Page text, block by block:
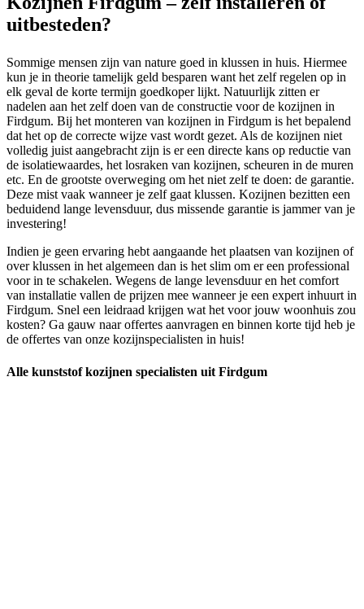
uitbesteden?
Sommige mensen zijn van nature goed in klussen in huis. Hiermee
kun je in theorie tamelijk geld besparen want het zelf regelen op in
elk geval de korte termijn goedkoper lijkt. Natuurlijk zitten er
nadelen aan het zelf doen van de constructie voor de kozijnen in
Firdgum. Bij het monteren van kozijnen in Firdgum is het bepalend
dat het op de correcte wijze vast wordt gezet. Als de kozijnen niet
volledig juist aangebracht zijn is er een directe kans op reductie van
de isolatiewaardes, het losraken van kozijnen, scheuren in de muren
etc. En de grootste overweging om het niet zelf te doen: de garantie.
Deze mist vaak wanneer je zelf gaat klussen. Kozijnen bezitten een
beduidend lange levensduur, dus missende garantie is jammer van je
investering!
Indien je geen ervaring hebt aangaande het plaatsen van kozijnen of
over klussen in het algemeen dan is het slim om er een professional
voor in te schakelen. Wegens de lange levensduur en het comfort
van installatie vallen de prijzen mee wanneer je een expert inhuurt in
Firdgum. Snel een leidraad krijgen wat het voor jouw woonhuis zou
kosten? Ga gauw naar offertes aanvragen en binnen korte tijd heb je
de offertes van onze kozijnspecialisten in huis!
Alle kunststof kozijnen specialisten uit Firdgum